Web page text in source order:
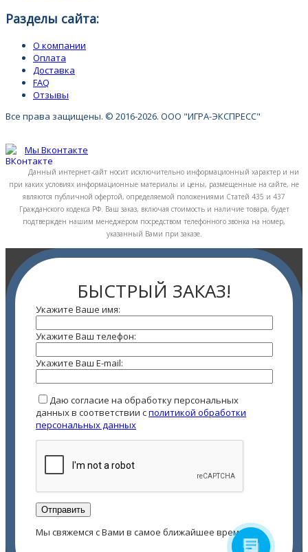
Разделы сайта:
О компании
Оплата
Доставка
FAQ
Отзывы
Все права защищены. © 2016-2026. ООО "ИГРА-ЭКСПРЕСС"
Мы Вконтакте
Данный интернет-сайт носит исключительно информационный характер и ни
при каких условиях информационные материалы и цены, размещенные на сайте, не
являются публичной офертой, определяемой положениями Статей 435 и 437
Гражданского кодекса РФ. Ваш заказ, включая стоимость и наличие товара, будет
подтвержден нашим менеджером посредством телефонного звонка на номер,
указанный Вами при заказе.
БЫСТРЫЙ ЗАКАЗ!
Укажите Ваше имя:
Укажите Ваш телефон:
Укажите Ваш E-mail:
Даю согласие на обработку персональных
данных в соответствии сполитикой обработки
персональных данных
Мы свяжемся с Вами в самое ближайшее время!